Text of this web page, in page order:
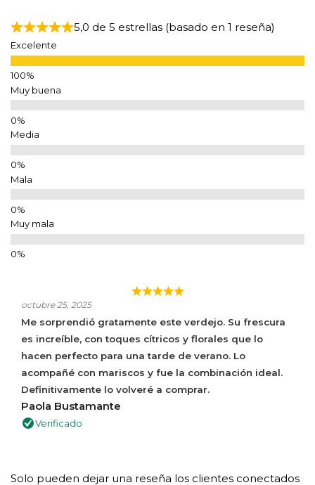
5,0 de 5 estrellas (basado en 1 reseña)
Excelente
Muy buena
Media
Mala
Muy mala
octubre 25, 2025
Me sorprendió gratamente este verdejo. Su frescura
es increíble, con toques cítricos y florales que lo
hacen perfecto para una tarde de verano. Lo
acompañé con mariscos y fue la combinación ideal.
Definitivamente lo volveré a comprar.
Paola Bustamante
Verificado
Solo pueden dejar una reseña los clientes conectados